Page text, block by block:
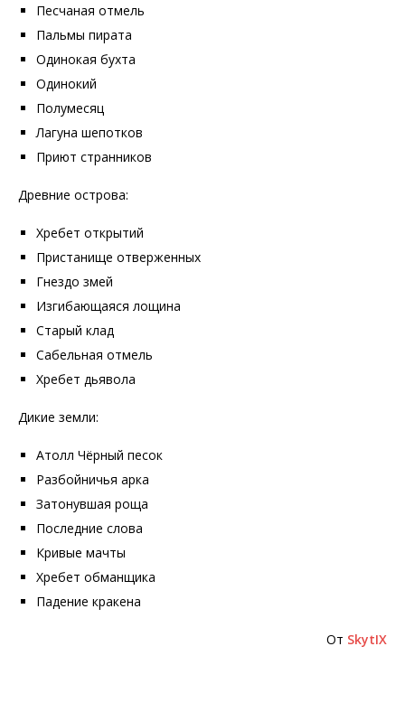
Песчаная отмель
Пальмы пирата
Одинокая бухта
Одинокий
Полумесяц
Лагуна шепотков
Приют странников
Древние острова:
Хребет открытий
Пристанище отверженных
Гнездо змей
Изгибающаяся лощина
Старый клад
Сабельная отмель
Хребет дьявола
Дикие земли:
Атолл Чёрный песок
Разбойничья арка
Затонувшая роща
Последние слова
Кривые мачты
Хребет обманщика
Падение кракена
От SkytIX